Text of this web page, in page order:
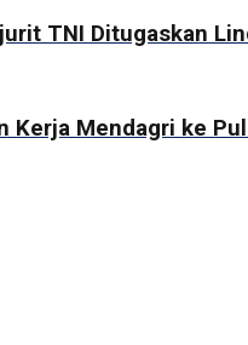
TNI Ditugaskan
Kerja Mendagri ke